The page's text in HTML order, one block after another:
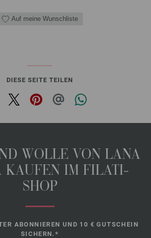
Auf meine Wunschliste
DIESE SEITE TEILEN
WOLLE VON LANA
KAUFEN IM FILATI-
SHOP
ABONNIEREN UND 10 € GUTSCHEIN
SICHERN.*